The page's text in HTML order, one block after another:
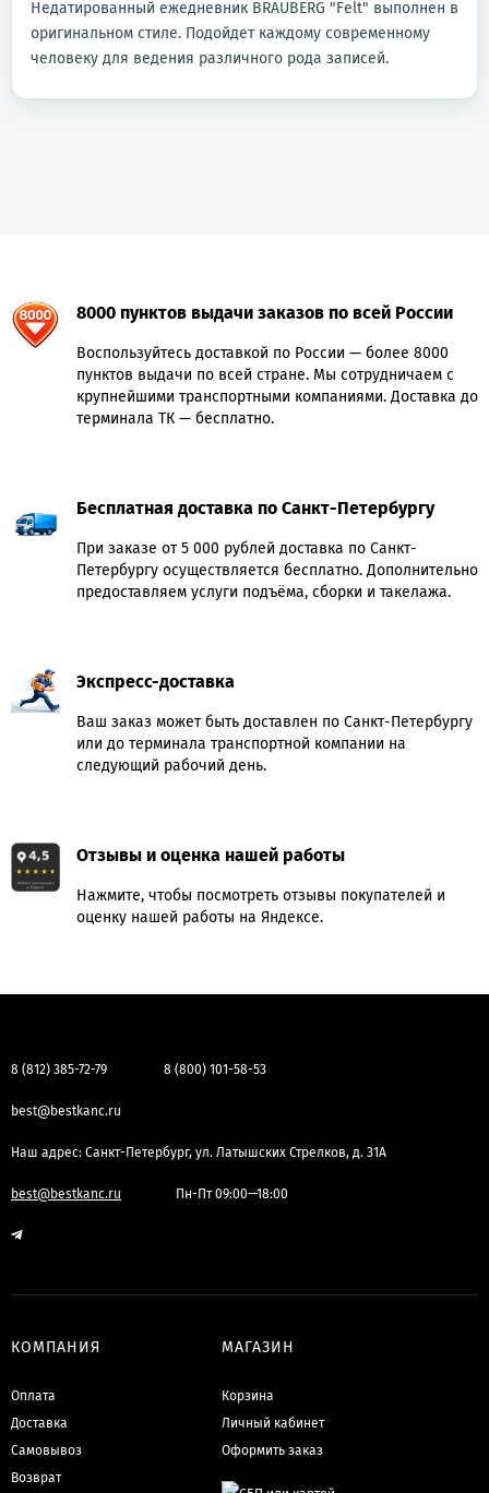
Недатированный ежедневник BRAUBERG "Felt" выполнен в
оригинальном стиле. Подойдет каждому современному
человеку для ведения различного рода записей.
8000 пунктов выдачи заказов по всей России
Воспользуйтесь доставкой по России — более 8000
пунктов выдачи по всей стране. Мы сотрудничаем с
крупнейшими транспортными компаниями. Доставка до
терминала ТК — бесплатно.
Бесплатная доставка по Санкт-Петербургу
При заказе от 5 000 рублей доставка по Санкт-
Петербургу осуществляется бесплатно. Дополнительно
предоставляем услуги подъёма, сборки и такелажа.
Экспресс-доставка
Ваш заказ может быть доставлен по Санкт-Петербургу
или до терминала транспортной компании на
следующий рабочий день.
Отзывы и оценка нашей работы
Нажмите, чтобы посмотреть отзывы покупателей и
оценку нашей работы на Яндексе.
8 (812) 385-72-79 8 (800) 101-58-53
best@bestkanc.ru
Наш адрес: Санкт-Петербург, ул. Латышских Стрелков, д. 31А
best@bestkanc.ru Пн-Пт 09:00—18:00
КОМПАНИЯ
Оплата
Доставка
Самовывоз
Возврат
МАГАЗИН
Корзина
Личный кабинет
Оформить заказ